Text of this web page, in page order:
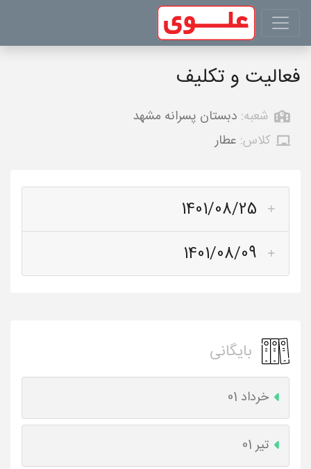
فعالیت و تکلیف
شعبه: دبستان پسرانه مشهد
کلاس: عطار
1401/08/25
1401/08/09
بایگانی
خرداد 01
تیر 01